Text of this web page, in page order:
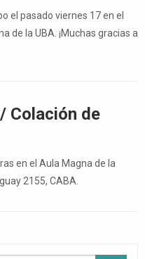
el pasado viernes 17 en el
de la UBA. ¡Muchas gracias a
Colación de
en el Aula Magna de la
2155, CABA.